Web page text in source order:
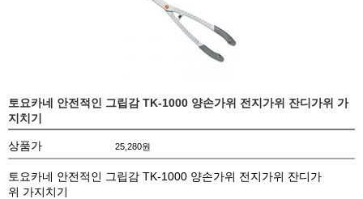
토요카네 안전적인 그립감 TK-1000 양손가위 전지가위 잔디가위 가
지치기
상품가 25,280원
토요카네 안전적인 그립감 TK-1000 양손가위 전지가위 잔디가
위 가지치기